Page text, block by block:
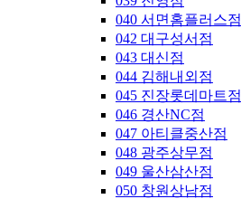
040 서면홈플러스점
042 대구성서점
043 대신점
044 김해내외점
045 진장롯데마트점
046 경산NC점
047 아티클중산점
048 광주상무점
049 울산삼산점
050 창원상남점